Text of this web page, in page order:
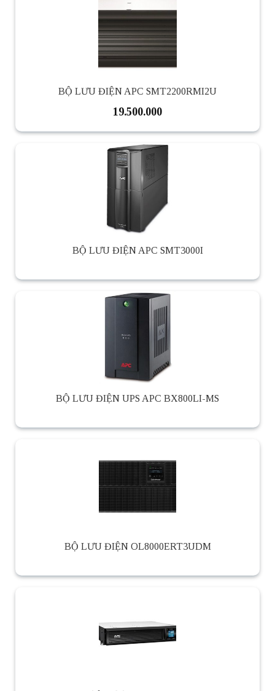
BỘ LƯU ĐIỆN APC SMT2200RMI2U
19.500.000
BỘ LƯU ĐIỆN APC SMT3000I
BỘ LƯU ĐIỆN UPS APC BX800LI-MS
BỘ LƯU ĐIỆN OL8000ERT3UDM